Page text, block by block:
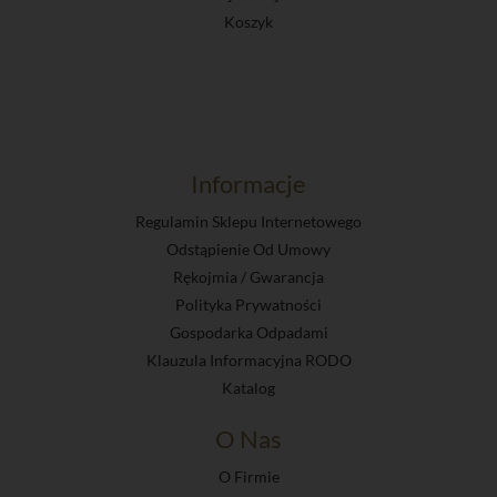
Koszyk
Informacje
Regulamin Sklepu Internetowego
Odstąpienie Od Umowy
Rękojmia / Gwarancja
Polityka Prywatności
Gospodarka Odpadami
Klauzula Informacyjna RODO
Katalog
O Nas
O Firmie